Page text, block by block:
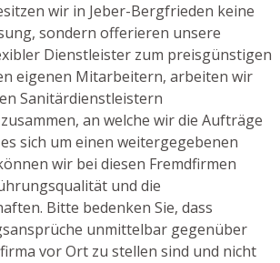
wir in Jeber-Bergfrieden keine
sondern offerieren unsere
Dienstleister zum preisgünstigen
eigenen Mitarbeitern, arbeiten wir
Sanitärdienstleistern
an welche wir die Aufträge
sich um einen weitergegebenen
wir bei diesen Fremdfirmen
und die
Bitte bedenken Sie, dass
unmittelbar gegenüber
vor Ort zu stellen sind und nicht